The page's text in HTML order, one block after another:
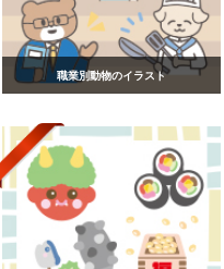
職業別動物のイラスト